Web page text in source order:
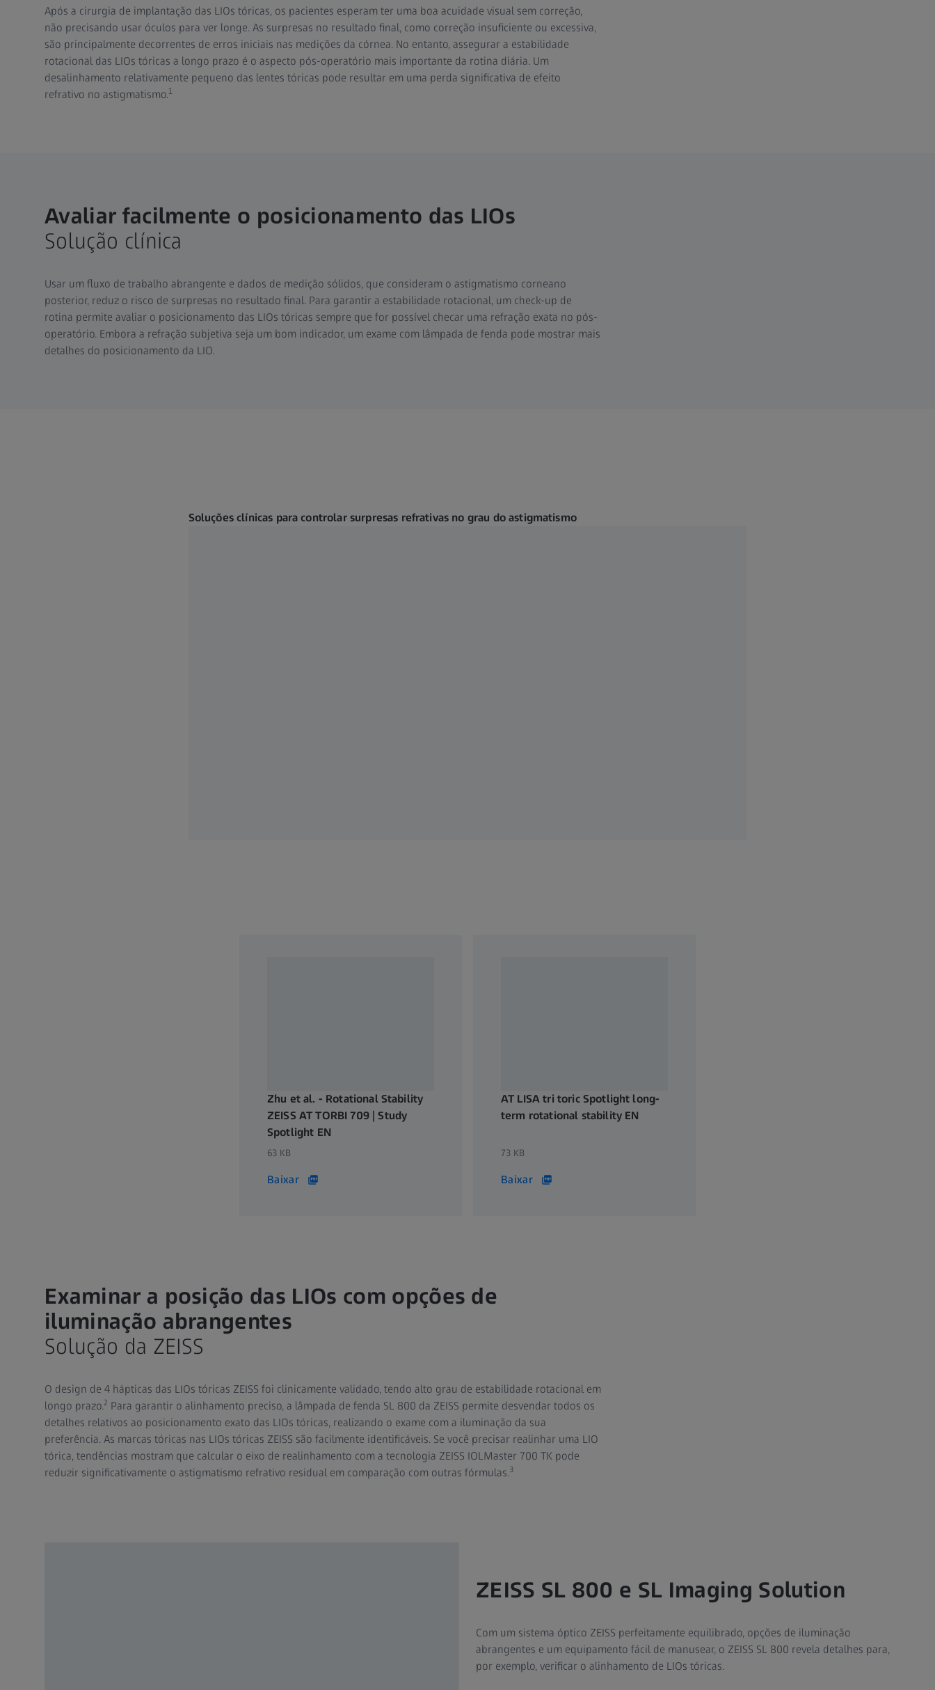
Após a cirurgia de implantação das LIOs tóricas, os pacientes esperam ter uma boa acuidade visual sem correção,
não precisando usar óculos para ver longe. As surpresas no resultado final, como correção insuficiente ou excessiva,
são principalmente decorrentes de erros iniciais nas medições da córnea. No entanto, assegurar a estabilidade
rotacional das LIOs tóricas a longo prazo é o aspecto pós-operatório mais importante da rotina diária. Um
desalinhamento relativamente pequeno das lentes tóricas pode resultar em uma perda significativa de efeito
refrativo no astigmatismo.1
Avaliar facilmente o posicionamento das LIOs
Solução clínica
Usar um fluxo de trabalho abrangente e dados de medição sólidos, que consideram o astigmatismo corneano
posterior, reduz o risco de surpresas no resultado final. Para garantir a estabilidade rotacional, um check-up de
rotina permite avaliar o posicionamento das LIOs tóricas sempre que for possível checar uma refração exata no pós-
operatório. Embora a refração subjetiva seja um bom indicador, um exame com lâmpada de fenda pode mostrar mais
detalhes do posicionamento da LIO.
Soluções clínicas para controlar surpresas refrativas no grau do astigmatismo
Zhu et al. - Rotational Stability
ZEISS AT TORBI 709 | Study
Spotlight EN
63 KB
Baixar
AT LISA tri toric Spotlight long-
term rotational stability EN
73 KB
Baixar
Examinar a posição das LIOs com opções de
iluminação abrangentes
Solução da ZEISS
O design de 4 hápticas das LIOs tóricas ZEISS foi clinicamente validado, tendo alto grau de estabilidade rotacional em
longo prazo.2 Para garantir o alinhamento preciso, a lâmpada de fenda SL 800 da ZEISS permite desvendar todos os
detalhes relativos ao posicionamento exato das LIOs tóricas, realizando o exame com a iluminação da sua
preferência. As marcas tóricas nas LIOs tóricas ZEISS são facilmente identificáveis. Se você precisar realinhar uma LIO
tórica, tendências mostram que calcular o eixo de realinhamento com a tecnologia ZEISS IOLMaster 700 TK pode
reduzir significativamente o astigmatismo refrativo residual em comparação com outras fórmulas.3
ZEISS SL 800 e SL Imaging Solution
Com um sistema óptico ZEISS perfeitamente equilibrado, opções de iluminação
abrangentes e um equipamento fácil de manusear, o ZEISS SL 800 revela detalhes para,
por exemplo, verificar o alinhamento de LIOs tóricas.